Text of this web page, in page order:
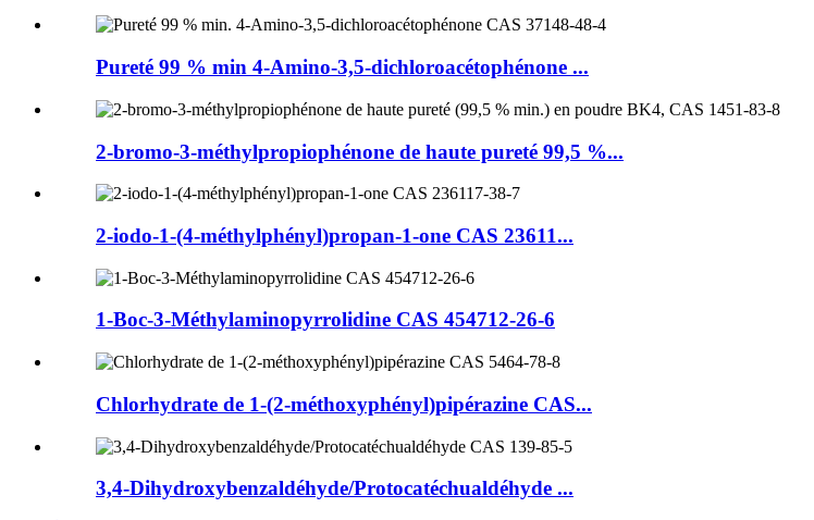
Pureté 99 % min 4-Amino-3,5-dichloroacétophénone ...
2-bromo-3-méthylpropiophénone de haute pureté 99,5 %...
2-iodo-1-(4-méthylphényl)propan-1-one CAS 23611...
1-Boc-3-Méthylaminopyrrolidine CAS 454712-26-6
Chlorhydrate de 1-(2-méthoxyphényl)pipérazine CAS...
3,4-Dihydroxybenzaldéhyde/Protocatéchualdéhyde ...